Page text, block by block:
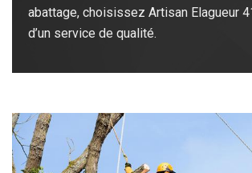
abattage, choisissez Artisan Elagueur
d’un service de qualité.